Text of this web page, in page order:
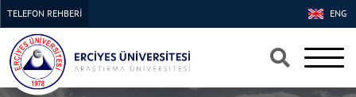
×
×
ENG
TELEFON REHBERİ